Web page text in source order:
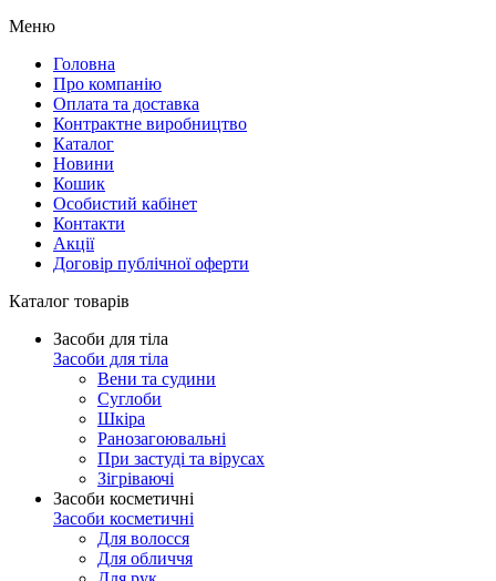
Меню
Головна
Про компанію
Оплата та доставка
Контрактне виробництво
Каталог
Новини
Кошик
Особистий кабінет
Контакти
Акції
Договір публічної оферти
Каталог товарів
Засоби для тіла
Засоби для тіла
Вени та судини
Суглоби
Шкіра
Ранозагоювальні
При застуді та вірусах
Зігріваючі
Засоби косметичні
Засоби косметичні
Для волосся
Для обличчя